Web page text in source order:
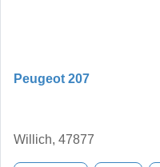
Peugeot 207
Willich, 47877